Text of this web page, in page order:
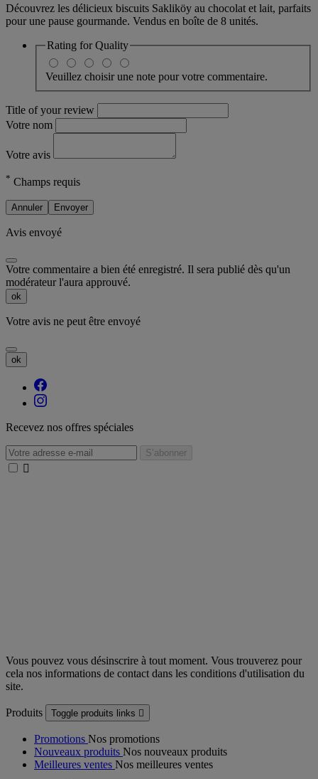
Découvrez les délicieux biscuits Sakliköy au chocolat et lait, parfaits
pour une pause gourmande. Vendus en boîte de 8 unités.
Rating forQuality
Veuillez choisir une note pour votre commentaire.
Title of your review
Votre nom
Votre avis
* Champs requis
Annuler Envoyer
Avis envoyé
Votre commentaire a bien été enregistré. Il sera publié dès qu'un
modérateur l'aura approuvé.
ok
Votre avis ne peut être envoyé
ok
Recevez nos offres spéciales

Vous pouvez vous désinscrire à tout moment. Vous trouverez pour
cela nos informations de contact dans les conditions d'utilisation du
site.
Produits Toggle produits links 
Promotions Nos promotions
Nouveaux produits Nos nouveaux produits
Meilleures ventes Nos meilleures ventes